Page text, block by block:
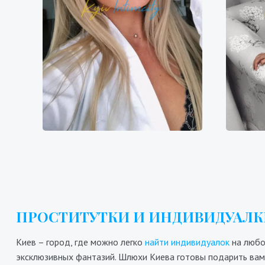
Анна
6400₴ 12800₴
32000₴
Дарницкий
Демиевская
ПРОСТИТУТКИ И
Киев – город, где можно легко найти индивидуалокна
эксклюзивных фантазий. Шлюхи Киева готовы подарить